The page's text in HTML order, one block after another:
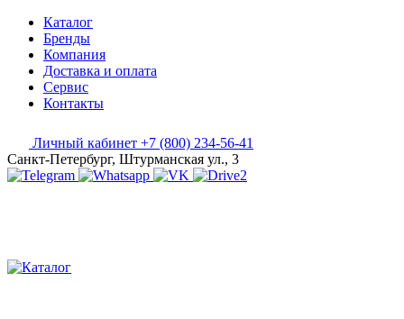
Каталог
Бренды
Компания
Доставка и оплата
Сервис
Контакты
Личный кабинет +7 (800) 234-56-41
Санкт-Петербург, Штурманская ул., 3